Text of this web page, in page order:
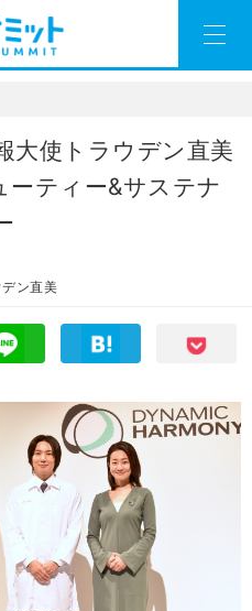
大使トラウデン直美
ーティー&サステナ
デン直美